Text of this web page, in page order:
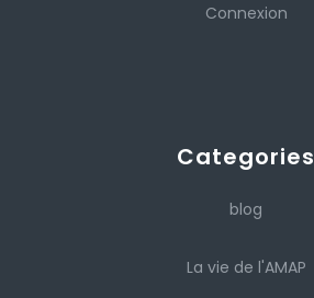
Connexion
Categories
blog
La vie de l'AMAP